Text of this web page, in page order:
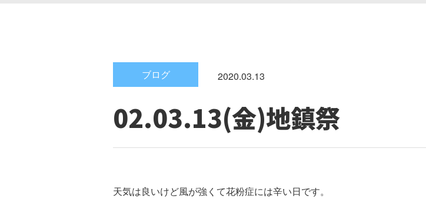
ブログ 2020.03.13
02.03.13(金)地鎮祭
天気は良いけど風が強くて花粉症には辛い日です。